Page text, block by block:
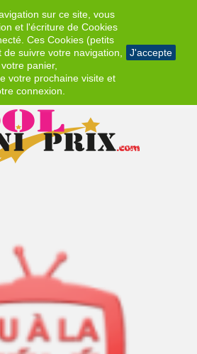
sur ce site, vous
et l'écriture de Cookies
Ces Cookies (petits
suivre votre navigation,
panier,
votre prochaine visite et
connexion.
J'accepte